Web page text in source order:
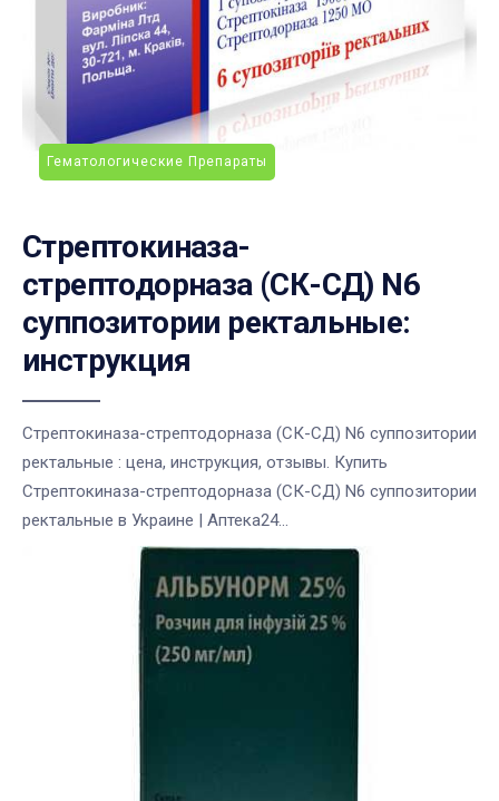
Гематологические Препараты
Стрептокиназа-
стрептодорназа (СК-СД) N6
суппозитории ректальные:
инструкция
Стрептокиназа-стрептодорназа (СК-СД) N6 суппозитории
ректальные : цена, инструкция, отзывы. Купить
Стрептокиназа-стрептодорназа (СК-СД) N6 суппозитории
ректальные в Украине | Аптека24...